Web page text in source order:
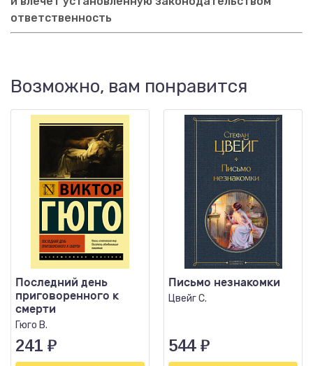
ответственность
Возможно, вам понравится
Последний день
приговоренного к
смерти
Гюго В.
241 ₽
Письмо незнакомки
Цвейг С.
544 ₽